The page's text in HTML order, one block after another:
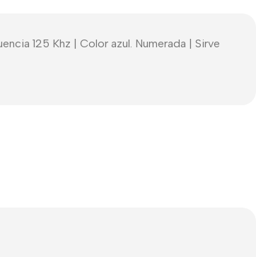
125 Khz | Color azul. Numerada | Sirve